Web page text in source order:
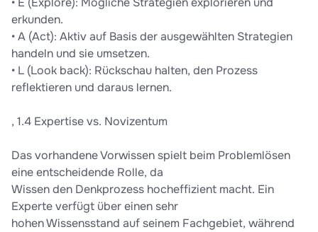
erkunden.
• A (Act): Aktiv auf Basis der ausgewählten Strategien
handeln und sie umsetzen.
• L (Look back): Rückschau halten, den Prozess
reflektieren und daraus lernen.
, 1.4 Expertise vs. Novizentum
Das vorhandene Vorwissen spielt beim Problemlösen
eine entscheidende Rolle, da
Wissen den Denkprozess hocheffizient macht. Ein
Experte verfügt über einen sehr
hohen Wissensstand auf seinem Fachgebiet, während